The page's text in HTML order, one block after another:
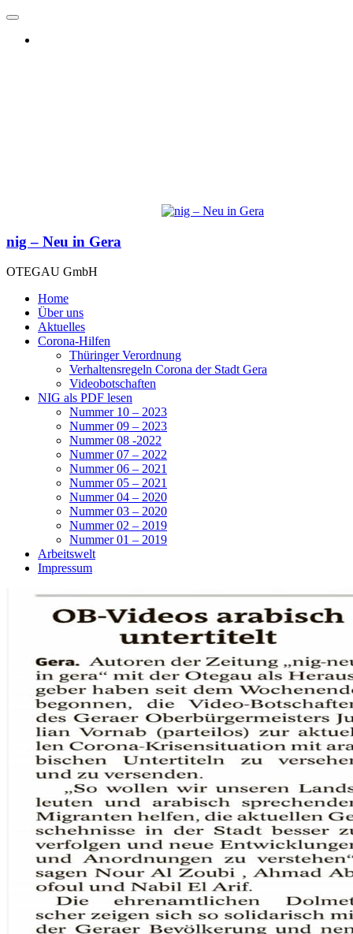
nig – Neu in Gera
OTEGAU GmbH
Home
Über uns
Aktuelles
Corona-Hilfen
Thüringer Verordnung
Verhaltensregeln Corona der Stadt Gera
Videobotschaften
NIG als PDF lesen
Nummer 10 – 2023
Nummer 09 – 2023
Nummer 08 -2022
Nummer 07 – 2022
Nummer 06 – 2021
Nummer 05 – 2021
Nummer 04 – 2020
Nummer 03 – 2020
Nummer 02 – 2019
Nummer 01 – 2019
Arbeitswelt
Impressum